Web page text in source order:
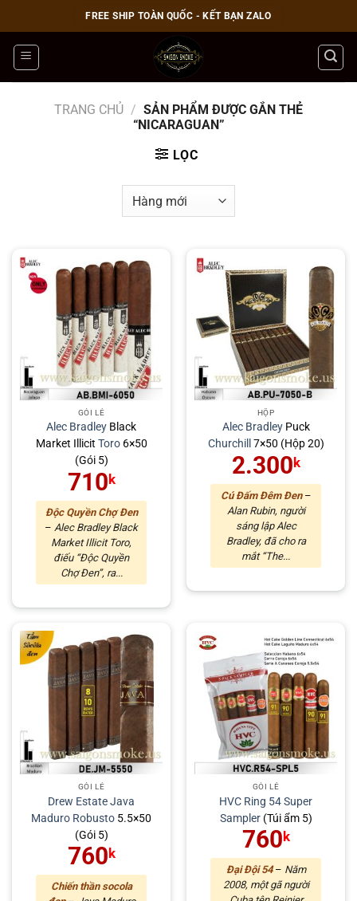
qua
nội
dung
FREE SHIP TOÀN QUỐC - KẾT BẠN ZALO
TRANG CHỦ / SẢN PHẨM ĐƯỢC GẮN THẺ
“NICARAGUAN”
LỌC
GÓI LẺ
Alec Bradley Black
Market Illicit Toro6×50
(Gói 5)
710 k
Độc Quyền Chợ Đen
– Alec Bradley Black
Market Illicit Toro,
điếu “Độc Quyền
Chợ Đen”, ra...
HỘP
Alec BradleyPuck
Churchill 7×50 (Hộp 20)
2.300 k
Cú Đấm Đêm Đen–
Alan Rubin, người
sáng lập Alec
Bradley, đã cho ra
mắt “The...
GÓI LẺ
Drew EstateJava
Maduro Robusto 5.5×50
(Gói 5)
760 k
Chiến thần socola
GÓI LẺ
HVC Ring 54 Super
Sampler(Túi ẩm 5)
760 k
Đại Đội 54– Năm
2008, một gã người